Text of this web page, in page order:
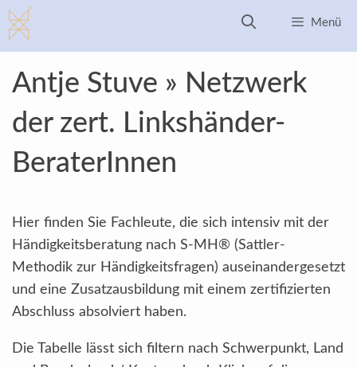
Zum
Inhalt
springen
Menü
Antje Stuve » Netzwerk
der zert. Linkshänder-
BeraterInnen
Hier finden Sie Fachleute, die sich intensiv mit der
Händigkeitsberatung nach S-MH® (Sattler-
Methodik zur Händigkeitsfragen) auseinandergesetzt
und eine Zusatzausbildung mit einem zertifizierten
Abschluss absolviert haben.
Die Tabelle lässt sich filtern nach Schwerpunkt, Land